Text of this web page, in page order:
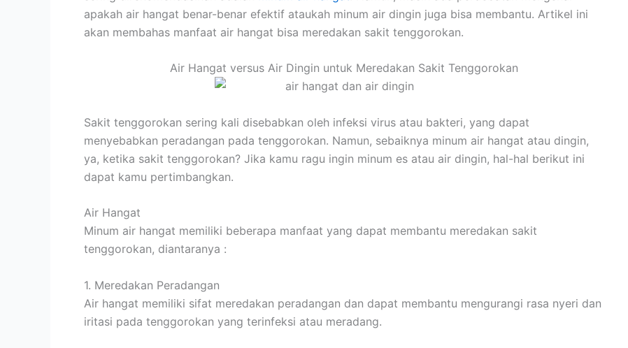
apakah air hangat benar-benar efektif ataukah minum air dingin juga bisa membantu. Artikel ini
akan membahas manfaat air hangat bisa meredakan sakit tenggorokan.
Air Hangat versus Air Dingin untuk Meredakan Sakit Tenggorokan
Sakit tenggorokan sering kali disebabkan oleh infeksi virus atau bakteri, yang dapat
menyebabkan peradangan pada tenggorokan. Namun, sebaiknya minum air hangat atau dingin,
ya, ketika sakit tenggorokan? Jika kamu ragu ingin minum es atau air dingin, hal-hal berikut ini
dapat kamu pertimbangkan.
Air Hangat
Minum air hangat memiliki beberapa manfaat yang dapat membantu meredakan sakit
tenggorokan, diantaranya :
1. Meredakan Peradangan
Air hangat memiliki sifat meredakan peradangan dan dapat membantu mengurangi rasa nyeri dan
iritasi pada tenggorokan yang terinfeksi atau meradang.